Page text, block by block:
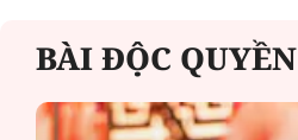
BÀI ĐỘC QUYỀN